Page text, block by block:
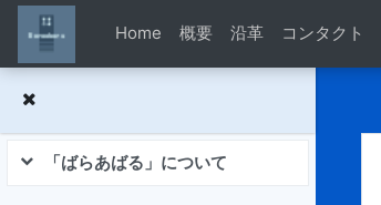
メインコンテンツへスキップする
Home
概要 沿革 コンタクト
折りたたむ
「ばらあばる」について